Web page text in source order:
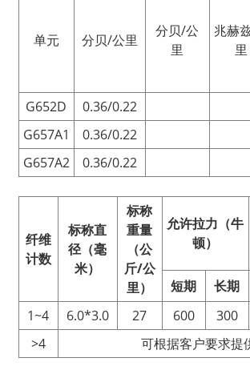
单元 分贝/公里
分贝/公
里
兆赫
里
G652D
0.36/0.22
G657A1
0.36/0.22
G657A2
0.36/0.22
纤维
计数
标称直
径（毫
米）
标称
重量
（公
斤/公
里）
允许拉力（牛
顿）
短期
长期
1~4
6.0*3.0 27 600 300
>4
可根据客户要求提